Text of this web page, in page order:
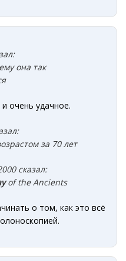
она так
очень удачное.
за 70 лет
сказал:
of the Ancients
о том, как это всё